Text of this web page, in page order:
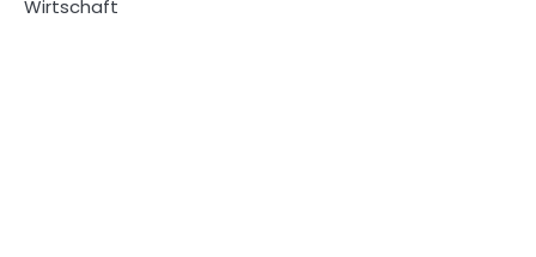
Wirtschaft